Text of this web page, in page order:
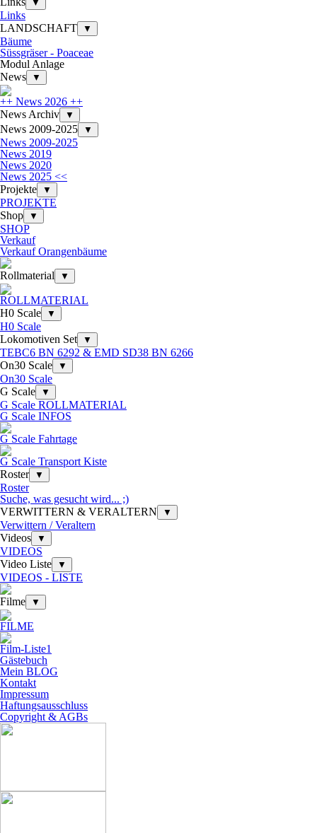
▼
Links
LANDSCHAFT
▼
Bäume
Süssgräser - Poaceae
Modul Anlage
News
▼
++ News 2026 ++
News Archiv
▼
News 2009-2025 ▼
News 2009-2025
News 2019
News 2020
News 2025 <<
Projekte
▼
PROJEKTE
Shop
▼
SHOP
Verkauf
Verkauf Orangenbäume
Rollmaterial
▼
ROLLMATERIAL
H0 Scale
▼
H0 Scale
Lokomotiven Set
▼
TEBC6 BN 6292 & EMD SD38 BN 6266
On30 Scale
▼
On30 Scale
G Scale
▼
G Scale ROLLMATERIAL
G Scale INFOS
G Scale Fahrtage
G Scale Transport Kiste
Roster
▼
Roster
Suche, was gesucht wird... ;)
VERWITTERN & VERALTERN
▼
Verwittern / Veraltern
Videos
▼
VIDEOS
Video Liste
▼
VIDEOS - LISTE
Filme
▼
FILME
Film-Liste1
Gästebuch
Mein BLOG
Kontakt
Impressum
Haftungsausschluss
Copyright & AGBs